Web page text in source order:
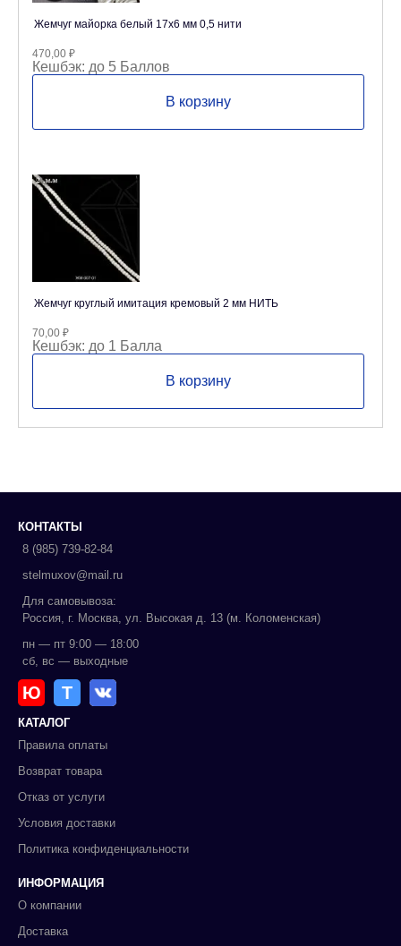
Жемчуг майорка белый 17х6 мм 0,5 нити
470,00 ₽
Кешбэк: до 5 Баллов
В корзину
Жемчуг круглый имитация кремовый 2 мм НИТЬ
70,00 ₽
Кешбэк: до 1 Балла
В корзину
КОНТАКТЫ
8 (985) 739-82-84
stelmuxov@mail.ru
Для самовывоза:
Россия, г. Москва, ул. Высокая д. 13 (м. Коломенская)
пн — пт 9:00 — 18:00
сб, вс — выходные
Ю Т
КАТАЛОГ
Правила оплаты
Возврат товара
Отказ от услуги
Условия доставки
Политика конфиденциальности
ИНФОРМАЦИЯ
О компании
Доставка